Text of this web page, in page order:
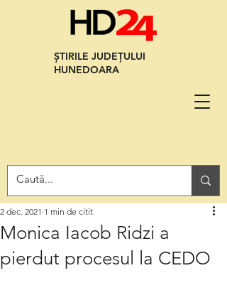
ȘTIRILE JUDEȚULUI
HUNEDOARA
Monica Iacob Ridzi a
pierdut procesul la CEDO
2 dec. 2021 1 min de citit